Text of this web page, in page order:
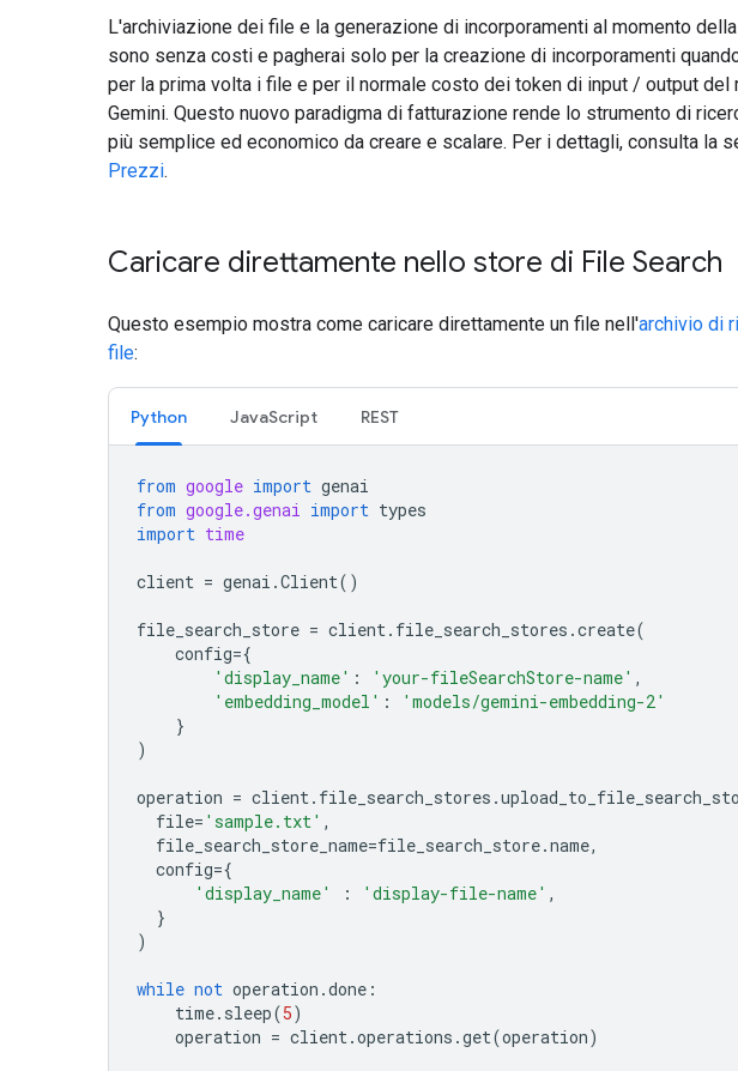
L'archiviazione dei file e la generazione di incorporamenti al momento
sono senza costi e pagherai solo per la creazione di incorporamenti
per la prima volta i file e per il normale costo dei token di input / output del
Gemini. Questo nuovo paradigma di fatturazione rende lo strumento di
più semplice ed economico da creare e scalare. Per i dettagli, consulta la
Prezzi.
Caricare direttamente nello store di File Search
Questo esempio mostra come caricare direttamente un file nell'archivio di
file:
Python JavaScript REST
from google import genai
from google.genai import types
import time
client = genai .Client()
file_search_store = client. file_search_stores .create(
config={
'display_name' : 'your-fileSearchStore-name' ,
'embedding_model' :
'models/gemini-embedding-2'
}
)
operation = client. file_search_stores .
file= 'sample.txt' ,
file_search_store_name=file_search_store.name,
config={
'display_name'
: 'display-file-name' ,
}
)
while not operation .done :
time. sleep(5)
operation = client.operations .get(operation)